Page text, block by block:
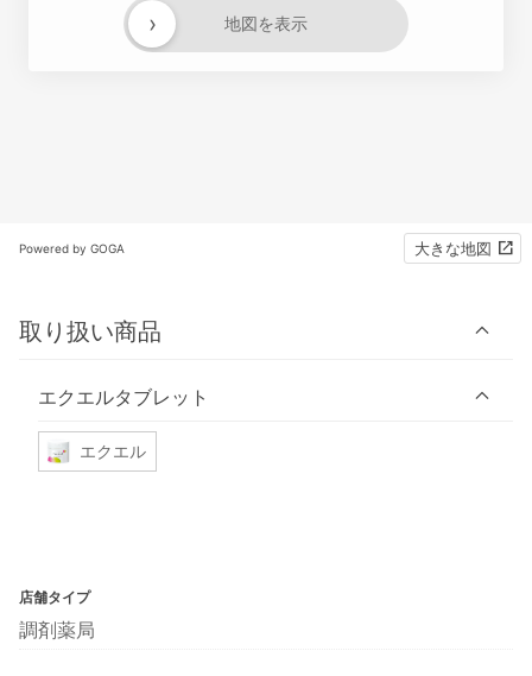
地図を表示
›
Powered by GOGA 大きな地図
取り扱い商品
エクエルタブレット
エクエル
店舗タイプ
調剤薬局